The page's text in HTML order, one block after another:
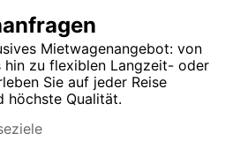
Mietwagenangebot: von
hin zu flexiblen Langzeit- oder
Sie auf jeder Reise
höchste Qualität.